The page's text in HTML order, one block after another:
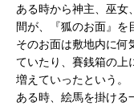
ある時から神主、巫女
間が、『狐のお面』を
そのお面は敷地内に何
ていたり、賽銭箱の上
増えていったという。
ある時、絵馬を掛ける